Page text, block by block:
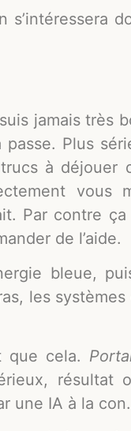
jamais très
passe. Plus
à déjouer
vous
Par contre
de l’aide.
bleue,
les
que cela.
résultat
une IA à la con.